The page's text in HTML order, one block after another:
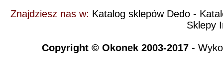
Znajdziesz nas w: Katalog sklepów Dedo -
Sklepy
Copyright © Okonek 2003-2017-